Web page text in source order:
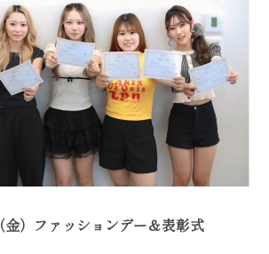
金）ファッションデー＆表彰式